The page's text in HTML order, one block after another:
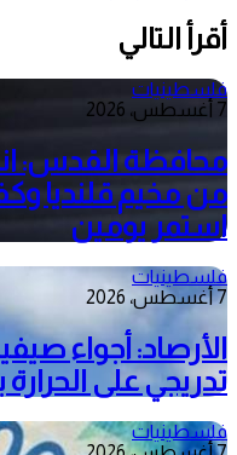
أقرأ التالي
فلسطينيات
7 أغسطس، 2026
محافظة القدس:
من مخيم قلنديا
استمر يومين
فلسطينيات
7 أغسطس، 2026
الأرصاد: أجواء
تدريجي على
فلسطينيات